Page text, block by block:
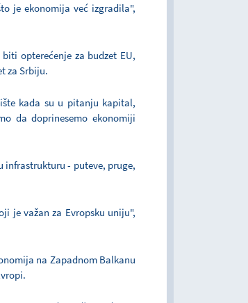
je ekonomija već izgradila",
opterećenje za budzet EU,
za Srbiju.
kada su u pitanju kapital,
da doprinesemo ekonomiji
infrastrukturu - puteve, pruge,
je važan za Evropsku uniju",
na Zapadnom Balkanu